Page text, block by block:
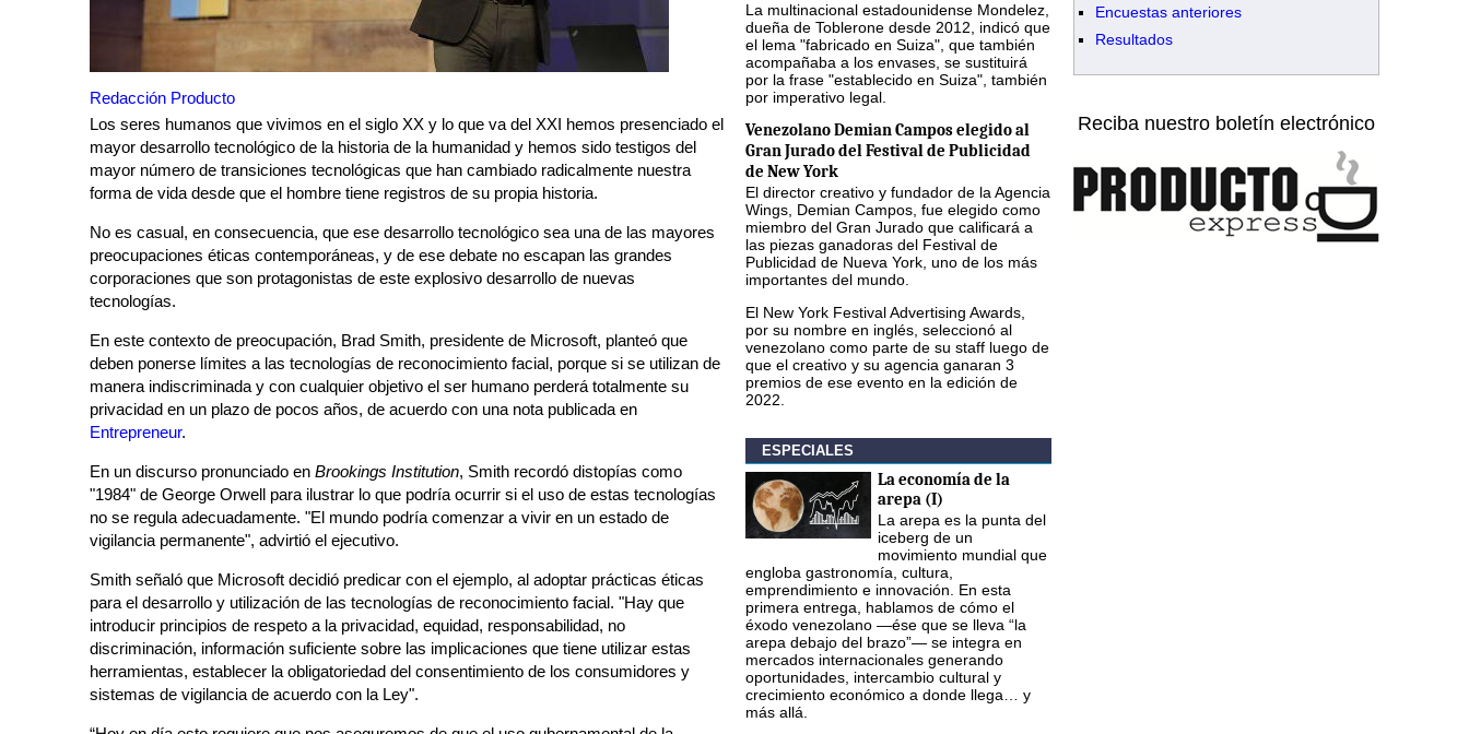
Redacción Producto
Los seres humanos que vivimos en el siglo XX y lo que va del XXI hemos presenciado el
mayor desarrollo tecnológico de la historia de la humanidad y hemos sido testigos del
mayor número de transiciones tecnológicas que han cambiado radicalmente nuestra
forma de vida desde que el hombre tiene registros de su propia historia.
No es casual, en consecuencia, que ese desarrollo tecnológico sea una de las mayores
preocupaciones éticas contemporáneas, y de ese debate no escapan las grandes
corporaciones que son protagonistas de este explosivo desarrollo de nuevas
tecnologías.
En este contexto de preocupación, Brad Smith, presidente de Microsoft, planteó que
deben ponerse límites a las tecnologías de reconocimiento facial, porque si se utilizan de
manera indiscriminada y con cualquier objetivo el ser humano perderá totalmente su
privacidad en un plazo de pocos años, de acuerdo con una nota publicada en
Entrepreneur.
En un discurso pronunciado en Brookings Institution, Smith recordó distopías como
"1984" de George Orwell para ilustrar lo que podría ocurrir si el uso de estas tecnologías
no se regula adecuadamente. "El mundo podría comenzar a vivir en un estado de
vigilancia permanente", advirtió el ejecutivo.
Smith señaló que Microsoft decidió predicar con el ejemplo, al adoptar prácticas éticas
para el desarrollo y utilización de las tecnologías de reconocimiento facial. "Hay que
introducir principios de respeto a la privacidad, equidad, responsabilidad, no
discriminación, información suficiente sobre las implicaciones que tiene utilizar estas
herramientas, establecer la obligatoriedad del consentimiento de los consumidores y
sistemas de vigilancia de acuerdo con la Ley".
La multinacional estadounidense Mondelez,
dueña de Toblerone desde 2012, indicó que
el lema "fabricado en Suiza", que también
acompañaba a los envases, se sustituirá
por la frase "establecido en Suiza", también
por imperativo legal.
Venezolano Demian Campos elegido al
Gran Jurado del Festival de Publicidad
de New York
El director creativo y fundador de la Agencia
Wings, Demian Campos, fue elegido como
miembro del Gran Jurado que calificará a
las piezas ganadoras del Festival de
Publicidad de Nueva York, uno de los más
importantes del mundo.
El New York Festival Advertising Awards,
por su nombre en inglés, seleccionó al
venezolano como parte de su staff luego de
que el creativo y su agencia ganaran 3
premios de ese evento en la edición de
2022.
ESPECIALES
La economía de la
arepa (I)
La arepa es la punta del
iceberg de un
movimiento mundial que
engloba gastronomía, cultura,
emprendimiento e innovación. En esta
primera entrega, hablamos de cómo el
éxodo venezolano —ése que se lleva “la
arepa debajo del brazo”— se integra en
mercados internacionales generando
oportunidades, intercambio cultural y
crecimiento económico a donde llega… y
más allá.
Encuestas anteriores
Resultados
Reciba nuestro boletín electrónico